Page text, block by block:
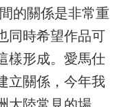
的關係是非常重
同時希望作品可
樣形成。愛馬仕
立關係，今年我